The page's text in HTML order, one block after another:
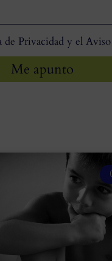
de Privacidad y el
Me apunto